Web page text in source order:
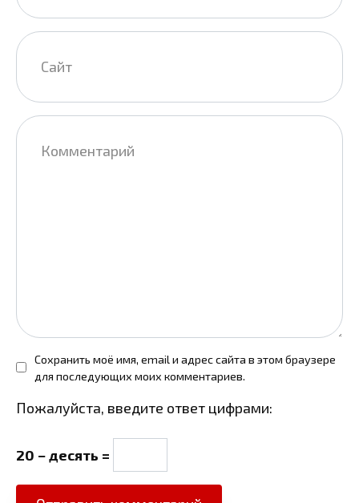
Сайт
Комментарий
Сохранить моё имя, email и адрес сайта в этом браузере
для последующих моих комментариев.
Пожалуйста, введите ответ цифрами:
20 − десять =